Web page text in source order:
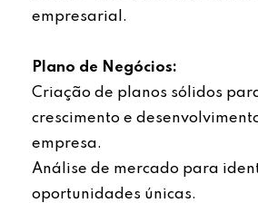
empresarial.
Plano de Negócios:
Criação de planos sólidos
crescimento e
empresa.
Análise de mercado para
oportunidades únicas.